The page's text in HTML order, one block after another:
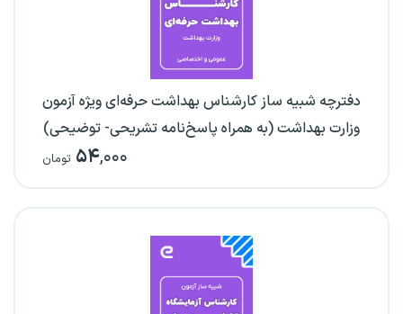
دفترچه شبیه ساز کارشناس بهداشت حرفه‌ای ویژه آزمون
وزارت بهداشت (به همراه پاسخ‌نامه تشریحی- توضیحی)
۵۴,۰۰۰ تومان